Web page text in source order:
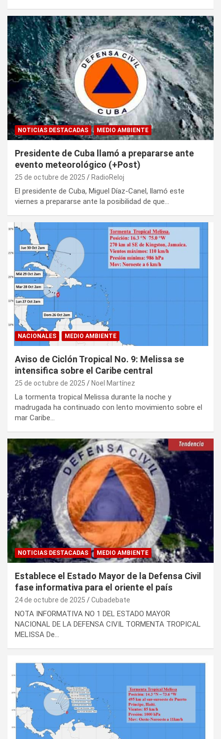
NOTICIAS DESTACADAS MEDIO AMBIENTE
Presidente de Cuba llamó a prepararse ante
evento meteorológico (+Post)
25 de octubre de 2025 RadioReloj
El presidente de Cuba, Miguel Díaz-Canel, llamó este
viernes a prepararse ante la posibilidad de que…
NACIONALES MEDIO AMBIENTE
Aviso de Ciclón Tropical No. 9: Melissa se
intensifica sobre el Caribe central
25 de octubre de 2025 Noel Martínez
La tormenta tropical Melissa durante la noche y
madrugada ha continuado con lento movimiento sobre el
mar Caribe…
NOTICIAS DESTACADAS MEDIO AMBIENTE
Establece el Estado Mayor de la Defensa Civil
fase informativa para el oriente el país
24 de octubre de 2025 Cubadebate
NOTA INFORMATIVA NO 1 DEL ESTADO MAYOR
NACIONAL DE LA DEFENSA CIVIL TORMENTA TROPICAL
MELISSA De…